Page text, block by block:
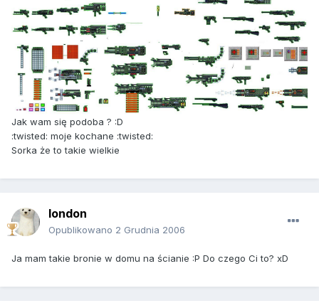
Jak wam się podoba ? :D
:twisted: moje kochane :twisted:
Sorka że to takie wielkie
london
Opublikowano 2 Grudnia 2006
Ja mam takie bronie w domu na ścianie :P Do czego Ci to? xD